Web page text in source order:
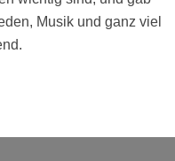
Musik und ganz viel